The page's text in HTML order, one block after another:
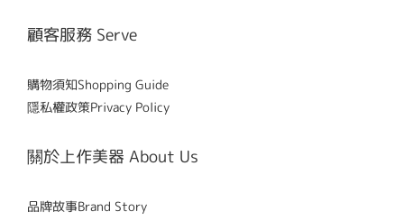
顧客服務 Serve
購物須知Shopping Guide
隱私權政策Privacy Policy
關於上作美器 About Us
品牌故事Brand Story